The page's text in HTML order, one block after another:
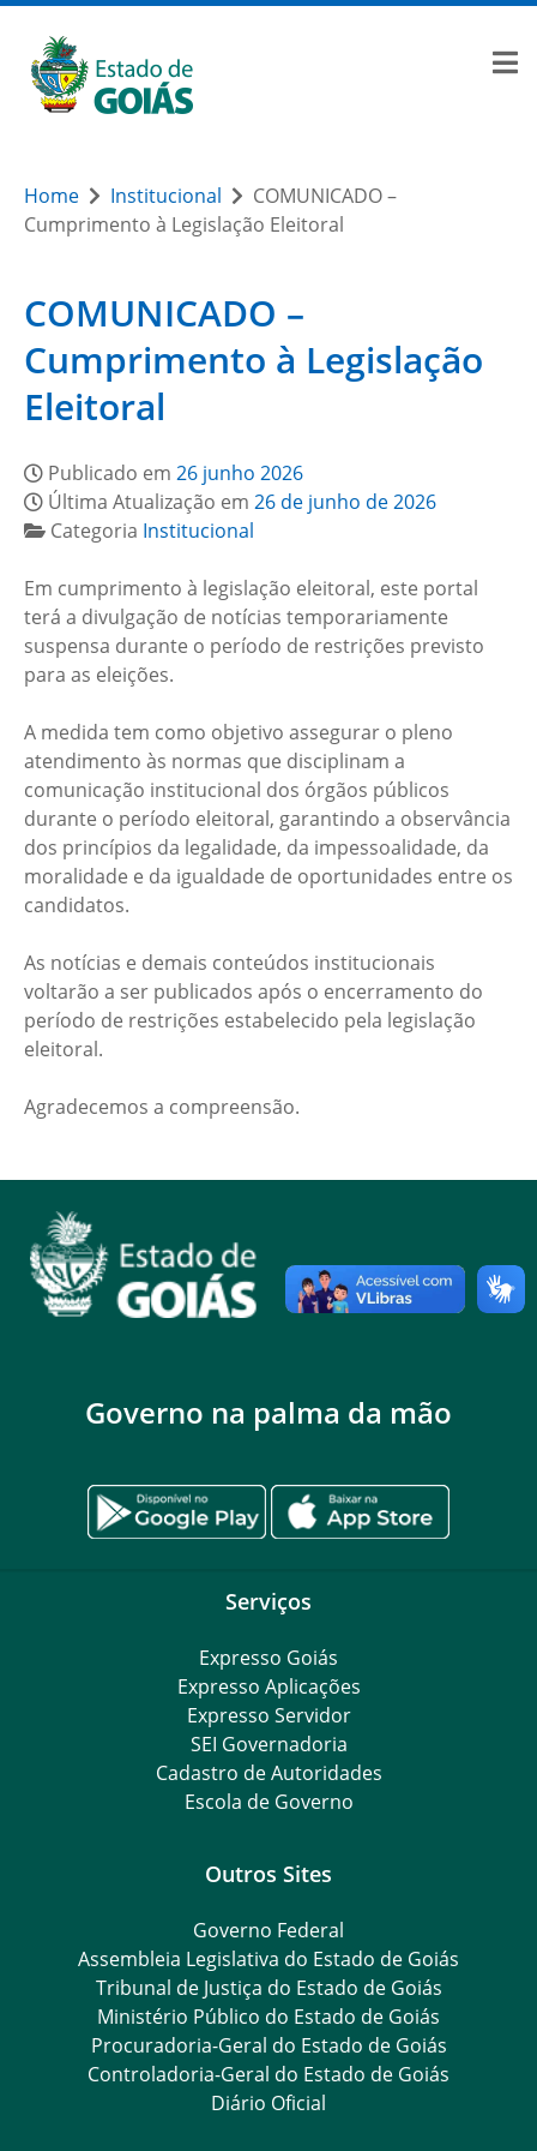
Home Institucional
COMUNICADO –
Cumprimento à Legislação Eleitoral
COMUNICADO –
Cumprimento à Legislação
Eleitoral
Publicado em 26 junho 2026
Última Atualização em 26 de junho de 2026
Categoria Institucional
Em cumprimento à legislação eleitoral, este portal
terá a divulgação de notícias temporariamente
suspensa durante o período de restrições previsto
para as eleições.
A medida tem como objetivo assegurar o pleno
atendimento às normas que disciplinam a
comunicação institucional dos órgãos públicos
durante o período eleitoral, garantindo a observância
dos princípios da legalidade, da impessoalidade, da
moralidade e da igualdade de oportunidades entre os
candidatos.
As notícias e demais conteúdos institucionais
voltarão a ser publicados após o encerramento do
período de restrições estabelecido pela legislação
eleitoral.
Agradecemos a compreensão.
Governo na palma da mão
Serviços
Expresso Goiás
Expresso Aplicações
Expresso Servidor
SEI Governadoria
Cadastro de Autoridades
Escola de Governo
Outros Sites
Governo Federal
Assembleia Legislativa do Estado de Goiás
Tribunal de Justiça do Estado de Goiás
Ministério Público do Estado de Goiás
Procuradoria-Geral do Estado de Goiás
Controladoria-Geral do Estado de Goiás
Diário Oficial